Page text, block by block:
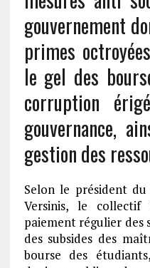
gouvernement
primes
le gel des
corruption
gouvernance,
gestion des
Selon le président
Versinis, le collectif
paiement régulier des
des subsides des
bourse des